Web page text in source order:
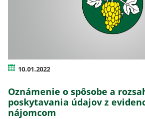
10.01.2022
Oznámenie o spôsobe a
poskytavania údajov z
nájomcom